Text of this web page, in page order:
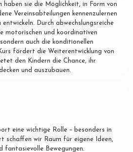
sie die Möglichkeit, in Form von
Vereinsabteilungen kennenzulernen
Durch abwechslungsreiche
motorischen und koordinativen
auch die konditionellen
fördert die Weiterentwicklung von
den Kindern die Chance, ihr
und auszubauen.
eine wichtige Rolle – besonders in
schaffen wir Raum für eigene Ideen,
fantasievolle Bewegungen.